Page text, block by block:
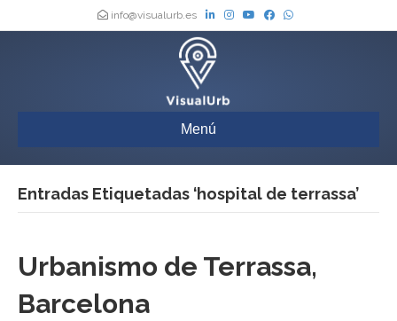
info@visualurb.es
Menú
Entradas Etiquetadas ‘hospital de terrassa’
Urbanismo de Terrassa,
Barcelona